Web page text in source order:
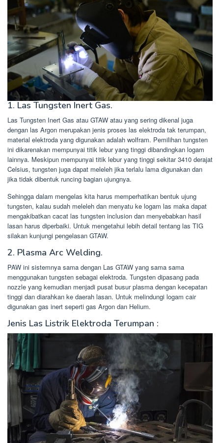
1. Las Tungsten Inert Gas.
Las Tungsten Inert Gas atau GTAW atau yang sering dikenal juga
dengan las Argon merupakan jenis proses las elektroda tak terumpan,
material elektroda yang digunakan adalah wolfram. Pemilihan tungsten
ini dikarenakan mempunyai titik lebur yang tinggi dibandingkan logam
lainnya. Meskipun mempunyai titik lebur yang tinggi sekitar 3410 derajat
Celsius, tungsten juga dapat meleleh jika terlalu lama digunakan dan
jika tidak dibentuk runcing bagian ujungnya.
Sehingga dalam mengelas kita harus memperhatikan bentuk ujung
tungsten, kalau sudah meleleh dan menyatu ke logam las maka dapat
mengakibatkan cacat las tungsten inclusion dan menyebabkan hasil
lasan harus diperbaiki. Untuk mengetahui lebih detail tentang las TIG
silakan kunjungi pengelasan GTAW.
2. Plasma Arc Welding.
PAW ini sistemnya sama dengan Las GTAW yang sama sama
menggunakan tungsten sebagai elektroda. Tungsten dipasang pada
nozzle yang kemudian menjadi pusat busur plasma dengan kecepatan
tinggi dan diarahkan ke daerah lasan. Untuk melindungi logam cair
digunakan gas inert seperti gas Argon dan Helium.
Jenis Las Listrik Elektroda Terumpan :